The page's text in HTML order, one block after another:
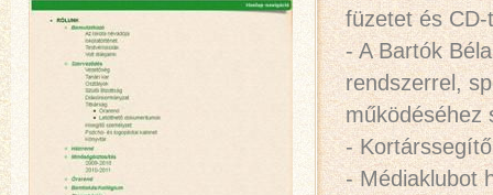
füzetet és CD-
- A Bartók
rendszerrel,
működéséhez
-
- Médiaklubot